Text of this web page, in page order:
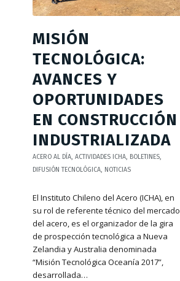
MISIÓN
TECNOLÓGICA:
AVANCES Y
OPORTUNIDADES
EN CONSTRUCCIÓN
INDUSTRIALIZADA
ACERO AL DÍA, ACTIVIDADES ICHA, BOLETINES,
DIFUSIÓN TECNOLÓGICA, NOTICIAS
El Instituto Chileno del Acero (ICHA), en
su rol de referente técnico del mercado
del acero, es el organizador de la gira
de prospección tecnológica a Nueva
Zelandia y Australia denominada
“Misión Tecnológica Oceanía 2017”,
desarrollada…